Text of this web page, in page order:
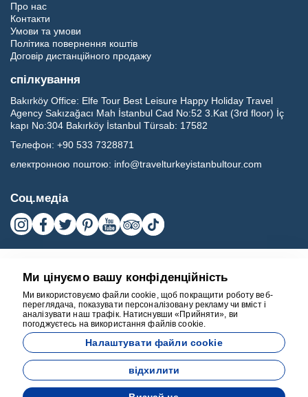
Про нас
Контакти
Умови та умови
Політика повернення коштів
Договір дистанційного продажу
спілкування
Bakırköy Office: Elfe Tour Best Leisure Happy Holiday Travel
Agency Sakızağacı Mah İstanbul Cad No:52 3.Kat (3rd floor) İç
kapı No:304 Bakırköy İstanbul Türsab: 17582
Телефон: +90 533 7328871
електронною поштою: info@travelturkeyistanbultour.com
Соц.медіа
BEST LEISURE HAPPY HOLIDAY TRAVEL AGENCY - 17582
Розроблено
Ми цінуємо вашу конфіденційність
Ми використовуємо файли cookie, щоб покращити роботу веб-
переглядача, показувати персоналізовану рекламу чи вміст і
аналізувати наш трафік. Натиснувши «Прийняти», ви
погоджуєтесь на використання файлів cookie.
Налаштувати файли cookie
відхилити